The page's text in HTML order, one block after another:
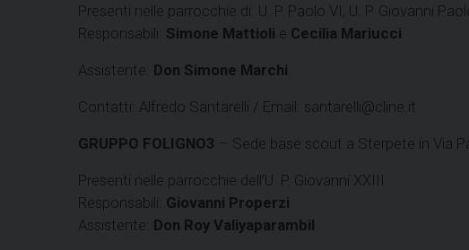
Presenti nelle parrocchie di: U. P. Paolo VI, U. P. Giovanni
Responsabili: Simone Mattioli e Cecilia Mariucci
Assistente: Don Simone Marchi
Contatti: Alfredo Santarelli / Email: santarelli@cline.it
GRUPPO FOLIGNO3 – Sede base scout a Sterpete in Via
Presenti nelle parrocchie dell’U. P. Giovanni XXIII
Responsabili: Giovanni Properzi
Assistente: Don Roy Valiyaparambil